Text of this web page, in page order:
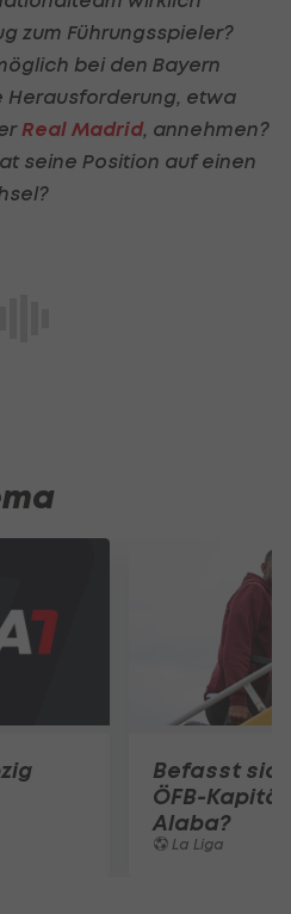
zum Führungsspieler?
bei den Bayern
Herausforderung, etwa
Real Madrid, annehmen?
seine Position auf einen
Befasst
ÖFB-
Alaba?
La Liga